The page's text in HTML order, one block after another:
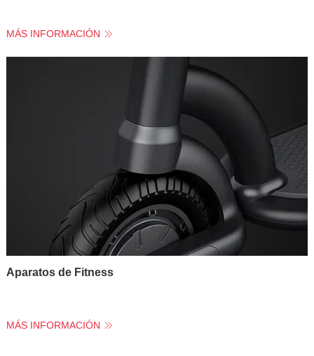
MÁS INFORMACIÓN
Aparatos de Fitness
MÁS INFORMACIÓN